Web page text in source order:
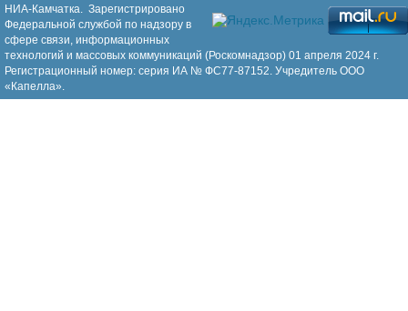
НИА-Камчатка. Зарегистрировано
Федеральной службой по надзору в
сфере связи, информационных
технологий и массовых коммуникаций (Роскомнадзор) 01 апреля 2024 г.
Регистрационный номер: серия ИА № ФС77-87152. Учредитель ООО
«Капелла».